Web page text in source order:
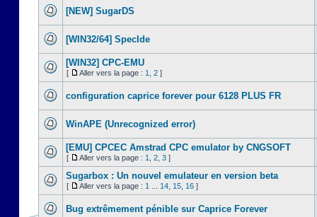
[NEW] SugarDS
[WIN32/64] SpecIde
[WIN32] CPC-EMU
[ Aller vers la page : 1 2 ]
configuration caprice forever pour 6128 PLUS FR
WinAPE (Unrecognized error)
[EMU] CPCEC Amstrad CPC emulator by CNGSOFT
[ Aller vers la page : 1 2 3 ]
Sugarbox : Un nouvel emulateur en version beta
[ Aller vers la page : 1 14 15 16 ]
Bug extrêmement pénible sur Caprice Forever